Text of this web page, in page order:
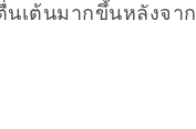
เต้นมากขึ้นหลังจาก